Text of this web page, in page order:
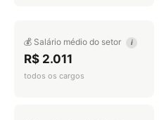
💰 Salário médio do setor i
R$ 2.011
todos os cargos